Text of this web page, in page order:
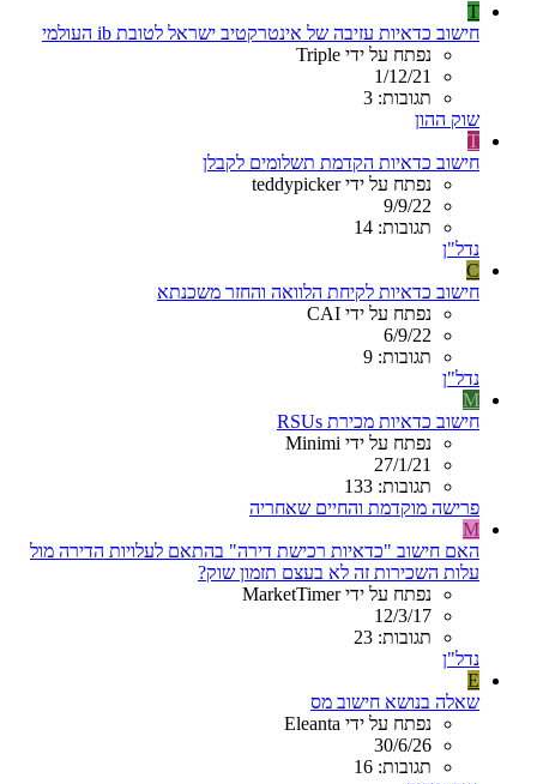
T
חישוב כדאיות עזיבה של אינטרקטיב ישראל לטובת ib העולמי
נפתח על ידי Triple
1/12/21
תגובות: 3
שוק ההון
T
חישוב כדאיות הקדמת תשלומים לקבלן
נפתח על ידי teddypicker
9/9/22
תגובות: 14
נדל"ן
C
חישוב כדאיות לקיחת הלוואה והחזר משכנתא
נפתח על ידי CAI
6/9/22
תגובות: 9
נדל"ן
M
חישוב כדאיות מכירת RSUs
נפתח על ידי Minimi
27/1/21
תגובות: 133
פרישה מוקדמת והחיים שאחריה
M
האם חישוב "כדאיות רכישת דירה" בהתאם לעלויות הדירה מול
עלות השכירות זה לא בעצם תזמון שוק?
נפתח על ידי MarketTimer
12/3/17
תגובות: 23
נדל"ן
E
שאלה בנושא חישוב מס
נפתח על ידי Eleanta
30/6/26
תגובות: 16